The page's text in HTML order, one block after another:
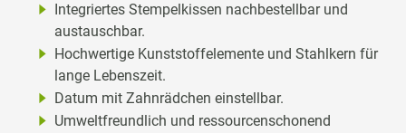
Integriertes Stempelkissen nachbestellbar und
austauschbar.
Hochwertige Kunststoffelemente und Stahlkern für
lange Lebenszeit.
Datum mit Zahnrädchen einstellbar.
Umweltfreundlich und ressourcenschonend